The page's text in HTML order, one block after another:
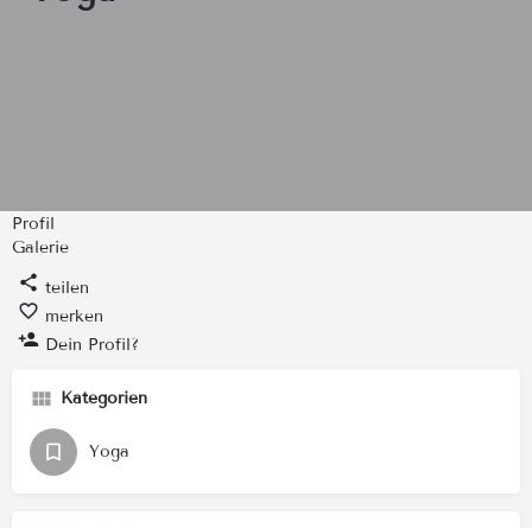
Profil
Galerie
teilen
merken
Dein Profil?
Kategorien
Yoga